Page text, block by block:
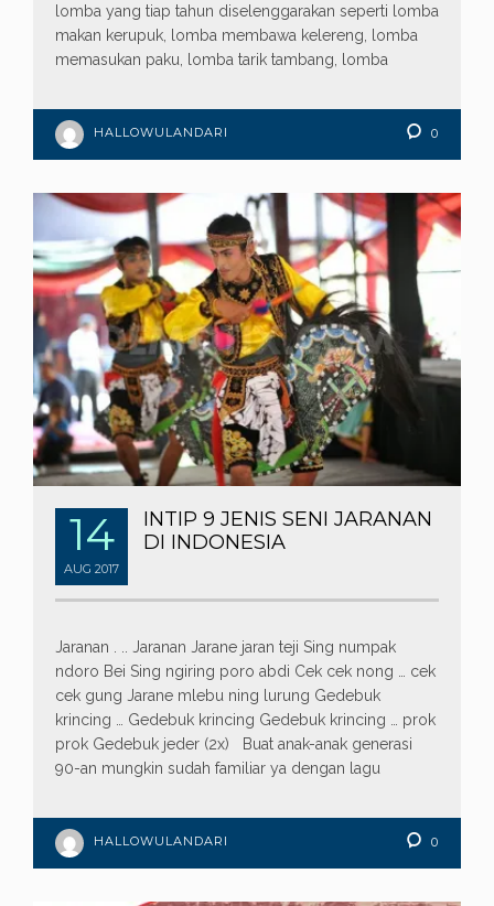
lomba yang tiap tahun diselenggarakan seperti lomba
makan kerupuk, lomba membawa kelereng, lomba
memasukan paku, lomba tarik tambang, lomba
HALLOWULANDARI 0
14
AUG 2017
INTIP 9 JENIS SENI JARANAN
DI INDONESIA
Jaranan . .. Jaranan Jarane jaran teji Sing numpak
ndoro Bei Sing ngiring poro abdi Cek cek nong … cek
cek gung Jarane mlebu ning lurung Gedebuk
krincing … Gedebuk krincing Gedebuk krincing … prok
prok Gedebuk jeder (2x) Buat anak-anak generasi
90-an mungkin sudah familiar ya dengan lagu
HALLOWULANDARI 0